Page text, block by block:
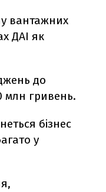
вантажних
ДАІ як
до
млн гривень.
бізнес
у